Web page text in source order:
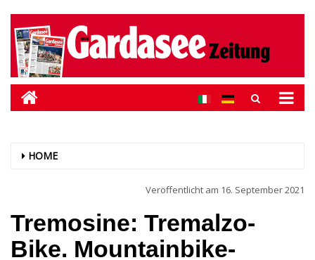
HOME
Veröffentlicht am 16. September 2021
Tremosine: Tremalzo-
Bike. Mountainbike-